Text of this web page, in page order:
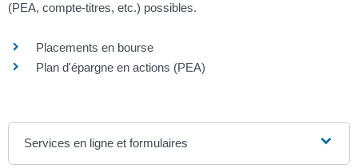
(PEA, compte-titres, etc.) possibles.
Placements en bourse
Plan d'épargne en actions (PEA)
Services en ligne et formulaires